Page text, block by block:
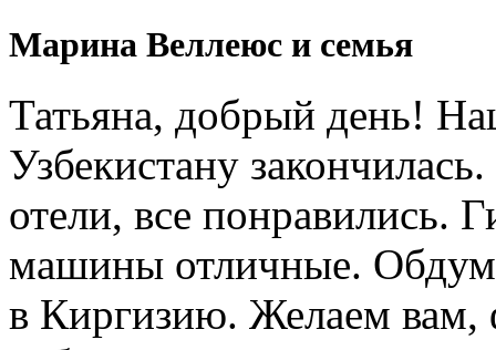
Марина Веллеюс и семья
Татьяна, добрый день!
Узбекистану
отели, все понравились.
машины отличные.
в Киргизию. Желаем вам,